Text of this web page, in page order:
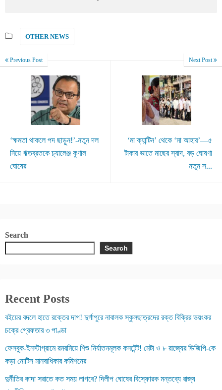
OTHER NEWS
Previous Post
‘ক্ষমতা থাকলে পদ ছাড়ুন!’-নতুন দল
নিয়ে ঋতব্রতকে চ্যালেঞ্জ কুণাল
ঘোষের
Next Post
‘মা ক্যান্টিন’ থেকে ‘মা আহার’—৫
টাকার ভাতে মাছের স্বাদ, বড় ঘোষণা
নতুন স...
Search
Search
Recent Posts
বইয়ের বদলে হাতে রক্তের দাগ! দুর্গাপুরে নাবালক স্কুলছাত্রদের রক্ত বিক্রির ভয়ংকর
চক্রে গ্রেফতার ৩ পাণ্ডা
ফেসবুক-ইনস্টাগ্রামে রমরমিয়ে শিশু নির্যাতনমূলক কনটেন্ট! মেটা ও ৮ রাজ্যের ডিজিপি-কে
কড়া নোটিস মানবাধিকার কমিশনের
দুর্নীতির কাদা সরাতে কত সময় লাগবে? দিলীপ ঘোষের বিস্ফোরক মন্তব্যে রাজ্য